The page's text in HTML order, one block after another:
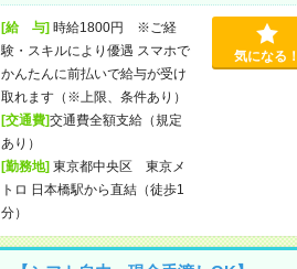
[給 与]時給1800円 ※ご経
験・スキルにより優遇 スマホで
かんたんに前払いで給与が受け
取れます（※上限、条件あり）
[交通費]交通費全額支給（規定
あり）
[勤務地]東京都中央区 東京メ
トロ 日本橋駅から直結（徒歩1
分）
気になる！